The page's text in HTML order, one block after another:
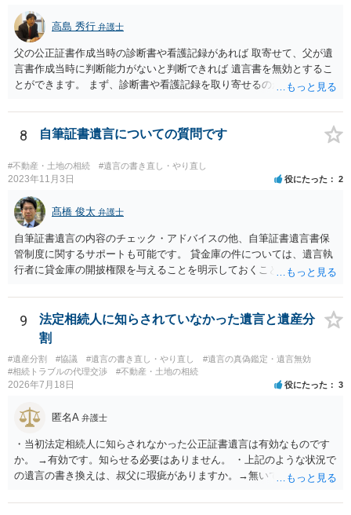
高島 秀行 弁護士
父の公正証書作成当時の診断書や看護記録があれば 取寄せて、父が遺
言書作成当時に判断能力がないと判断できれば 遺言書を無効とするこ
とができます。 まず、診断書や看護記録を取り寄せるのが重要となり
いと思います。
8 自筆証書遺言についての質問です
#不動産・土地の相続 #遺言の書き直し・やり直し
2023年11月3日 役にたった 2
髙橋 俊太 弁護士
自筆証書遺言の内容のチェック・アドバイスの他、自筆証書遺言書保
管制度に関するサポートも可能です。 貸金庫の件については、遺言執
行者に貸金庫の開披権限を与えることを明示しておくことでクリアで
9
法定相続人に知らされていなかった遺言と遺産分
割
#遺産分割 #協議 #遺言の書き直し・やり直し
#遺言の真偽鑑定・遺言無効
#相続トラブルの代理交渉
#不動産・土地の相続
2026年7月18日 役にたった 3
匿名A 弁護士
・当初法定相続人に知らされなかった公正証書遺言は有効なものです
か。 →有効です。知らせる必要はありません。 ・上記のような状況で
の遺言の書き換えは、叔父に瑕疵がありますか。→無いです。 ・分割
ますか。 →本人が自由に決められますので、どこが妥当とは言えない